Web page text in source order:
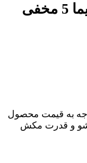
به قیمت محصول
و قدرت مکش